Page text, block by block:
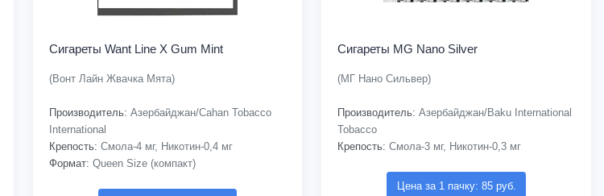
Сигареты Want Line X Gum Mint
(Вонт Лайн Жвачка Мята)
Производитель: Азербайджан/Cahan Tobacco
International
Крепость: Смола-4 мг, Никотин-0,4 мг
Формат: Queen Size (компакт)
Сигареты MG Nano Silver
(МГ Нано Сильвер)
Производитель: Азербайджан/Baku International
Tobacco
Крепость: Смола-3 мг, Никотин-0,3 мг
Цена за 1 пачку: 85 руб.